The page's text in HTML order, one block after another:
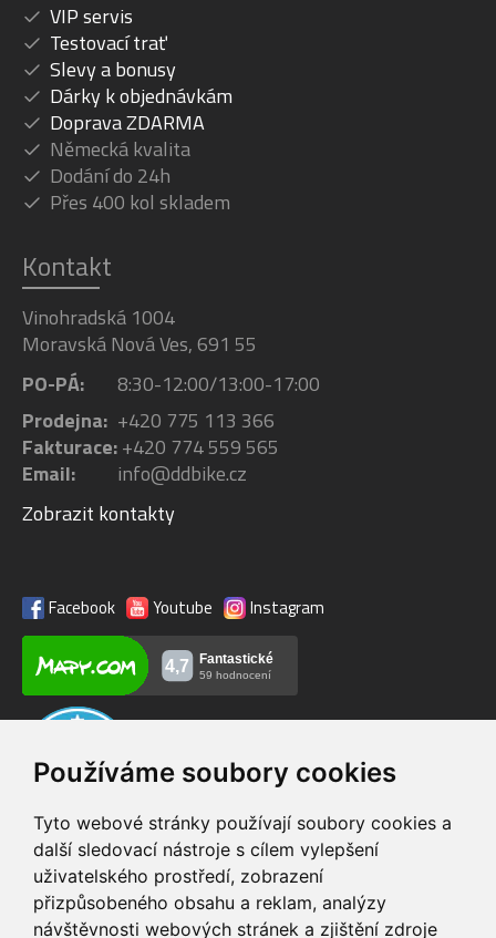
Používáme soubory cookies
Tyto webové stránky používají soubory cookies a
další sledovací nástroje s cílem vylepšení
uživatelského prostředí, zobrazení
přizpůsobeného obsahu a reklam, analýzy
návštěvnosti webových stránek a zjištění zdroje
VIP servis
Testovací trať
Slevy a bonusy
Dárky k objednávkám
Doprava ZDARMA
Německá kvalita
Dodání do 24h
Přes 400 kol skladem
Kontakt
Vinohradská 1004
Moravská Nová Ves, 691 55
PO-PÁ:
8:30-12:00/13:00-17:00
Prodejna: +420 775 113 366
Fakturace:+420 774 559 565
Email:
info@ddbike.cz
Zobrazit kontakty
Facebook Youtube Instagram
VIP servis
na zakoupená
Testovací trať
možnost vyzkoušet si